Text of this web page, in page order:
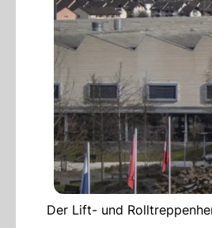
Der Lift- und